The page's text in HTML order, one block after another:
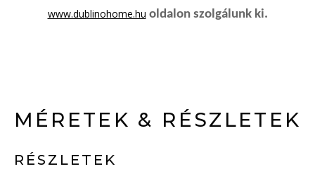
www.dublinohome.hu oldalon szolgálunk ki.
MÉRETEK & RÉSZLETEK
RÉSZLETEK